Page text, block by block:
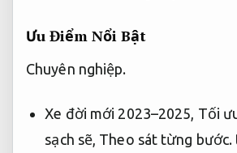
Ưu Điểm Nổi Bật
Chuyên nghiệp.
Xe đời mới 2023–2025, Tối
sạch sẽ, Theo sát từng bước.